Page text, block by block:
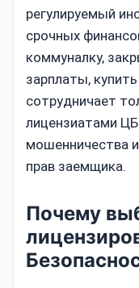
регулируемый
срочных
коммуналку,
зарплаты,
сотрудничает
лицензиатами
мошенничества
прав заемщика.
Почему